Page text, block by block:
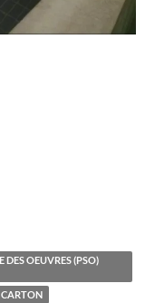
OEUVRES (PSO)
CARTON